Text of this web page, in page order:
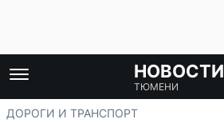
НОВОСТИ
ТЮМЕНИ
ДОРОГИ И ТРАНСПОРТ